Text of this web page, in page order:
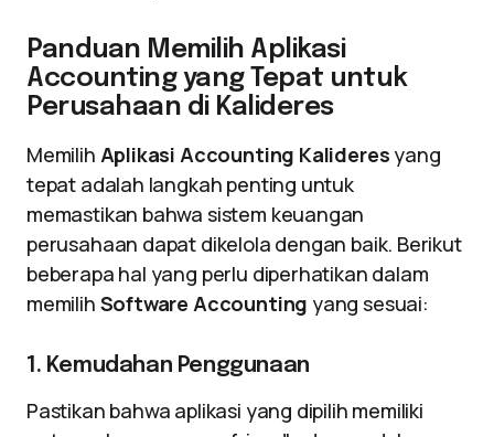
Panduan Memilih Aplikasi
Accounting yang Tepat untuk
Perusahaan di Kalideres
Memilih Aplikasi Accounting Kalideres yang
tepat adalah langkah penting untuk
memastikan bahwa sistem keuangan
perusahaan dapat dikelola dengan baik. Berikut
beberapa hal yang perlu diperhatikan dalam
memilih Software Accounting yang sesuai:
1. Kemudahan Penggunaan
Pastikan bahwa aplikasi yang dipilih memiliki